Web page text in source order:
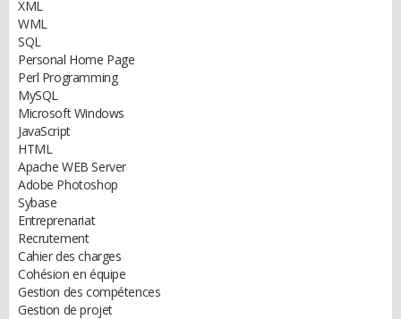
XML
WML
SQL
Personal Home Page
Perl Programming
MySQL
Microsoft Windows
JavaScript
HTML
Apache WEB Server
Adobe Photoshop
Sybase
Entreprenariat
Recrutement
Cahier des charges
Cohésion en équipe
Gestion des compétences
Gestion de projet